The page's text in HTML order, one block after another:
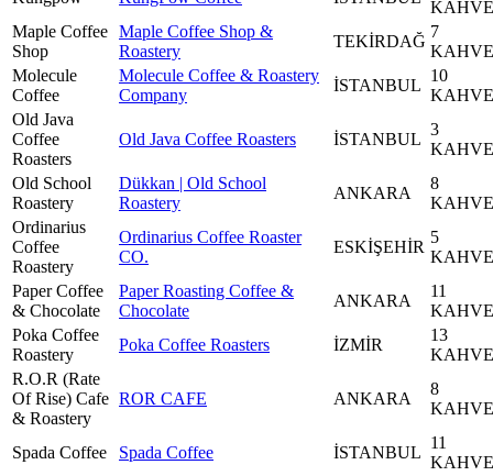
KAHVE
Maple Coffee
Shop
Maple Coffee Shop &
Roastery
TEKİRDAĞ
7
KAHVE
Molecule
Coffee
Molecule Coffee & Roastery
Company
İSTANBUL
10
KAHVE
Old Java
Coffee
Roasters
Old Java Coffee Roasters İSTANBUL
3
KAHVE
Old School
Roastery
Dükkan | Old School
Roastery
ANKARA
8
KAHVE
Ordinarius
Coffee
Roastery
Ordinarius Coffee Roaster
CO.
ESKİŞEHİR
5
KAHVE
Paper Coffee
& Chocolate
Paper Roasting Coffee &
Chocolate
ANKARA
11
KAHVE
Poka Coffee
Roastery
Poka Coffee Roasters İZMİR
13
KAHVE
R.O.R (Rate
Of Rise) Cafe
& Roastery
ROR CAFE ANKARA
8
KAHVE
Spada Coffee Spada Coffee İSTANBUL
11
KAHVE